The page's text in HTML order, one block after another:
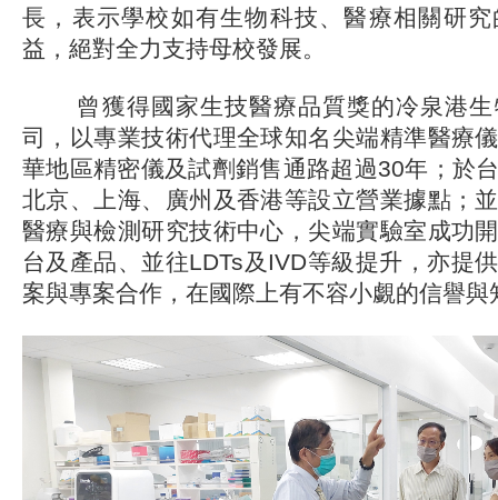
長，表示學校如有生物科技、醫療相關研
益，絕對全力支持母校發展。
曾獲得國家生技醫療品質獎的冷泉港生
司，以專業技術代理全球知名尖端精準醫療
華地區精密儀及試劑銷售通路超過30年；於
北京、上海、廣州及香港等設立營業據點；
醫療與檢測研究技術中心，尖端實驗室成功
台及產品、並往LDTs及IVD等級提升，亦提
案與專案合作，在國際上有不容小覷的信譽與